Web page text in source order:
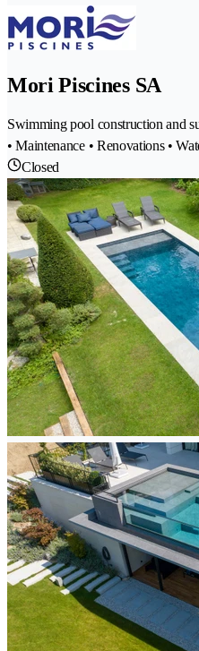
Mori Piscines SA
Swimming pool construction and
• Maintenance • Renovations •
Closed